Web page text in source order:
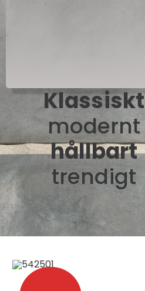
Klassiskt
modernt
hållbart
trendigt